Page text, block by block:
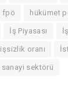
fpö hükümet
İş Piyasası
işsizlik oranı
sanayi sektörü